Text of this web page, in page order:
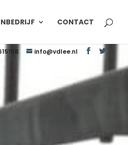
info@vdlee.nl
CONTACT